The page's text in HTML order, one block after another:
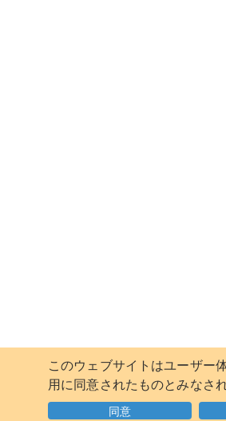
このウェブサイトはユーザー
用に同意されたものとみなさ
同意